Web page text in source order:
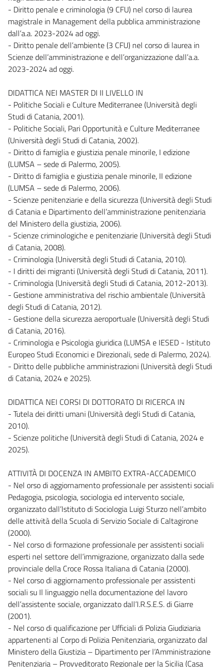
- Diritto penale e criminologia (9 CFU) nel corso di laurea
magistrale in Management della pubblica amministrazione
dall’a.a. 2023-2024 ad oggi.
- Diritto penale dell’ambiente (3 CFU) nel corso di laurea in
Scienze dell’amministrazione e dell’organizzazione dall’a.a.
2023-2024 ad oggi.
DIDATTICA NEI MASTER DI II LIVELLO IN
- Politiche Sociali e Culture Mediterranee (Università degli
Studi di Catania, 2001).
- Politiche Sociali, Pari Opportunità e Culture Mediterranee
(Università degli Studi di Catania, 2002).
- Diritto di famiglia e giustizia penale minorile, I edizione
(LUMSA – sede di Palermo, 2005).
- Diritto di famiglia e giustizia penale minorile, II edizione
(LUMSA – sede di Palermo, 2006).
- Scienze penitenziarie e della sicurezza (Università degli Studi
di Catania e Dipartimento dell’amministrazione penitenziaria
del Ministero della giustizia, 2006).
- Scienze criminologiche e penitenziarie (Università degli Studi
di Catania, 2008).
- Criminologia (Università degli Studi di Catania, 2010).
- I diritti dei migranti (Università degli Studi di Catania, 2011).
- Criminologia (Università degli Studi di Catania, 2012-2013).
- Gestione amministrativa del rischio ambientale (Università
degli Studi di Catania, 2012).
- Gestione della sicurezza aeroportuale (Università degli Studi
di Catania, 2016).
- Criminologia e Psicologia giuridica (LUMSA e IESED - Istituto
Europeo Studi Economici e Direzionali, sede di Palermo, 2024).
- Diritto delle pubbliche amministrazioni (Università degli Studi
di Catania, 2024 e 2025).
DIDATTICA NEI CORSI DI DOTTORATO DI RICERCA IN
- Tutela dei diritti umani (Università degli Studi di Catania,
2010).
- Scienze politiche (Università degli Studi di Catania, 2024 e
2025).
ATTIVITÀ DI DOCENZA IN AMBITO EXTRA-ACCADEMICO
- Nel orso di aggiornamento professionale per assistenti sociali
Pedagogia, psicologia, sociologia ed intervento sociale,
organizzato dall’Istituto di Sociologia Luigi Sturzo nell’ambito
delle attività della Scuola di Servizio Sociale di Caltagirone
(2000).
- Nel corso di formazione professionale per assistenti sociali
esperti nel settore dell’immigrazione, organizzato dalla sede
provinciale della Croce Rossa Italiana di Catania (2000).
- Nel corso di aggiornamento professionale per assistenti
sociali su Il linguaggio nella documentazione del lavoro
dell’assistente sociale, organizzato dall’I.R.S.E.S. di Giarre
(2001).
- Nel corso di qualificazione per Ufficiali di Polizia Giudiziaria
appartenenti al Corpo di Polizia Penitenziaria, organizzato dal
Ministero della Giustizia – Dipartimento per l’Amministrazione
Penitenziaria – Provveditorato Regionale per la Sicilia (Casa